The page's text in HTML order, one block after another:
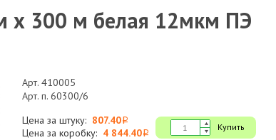
х 300 м белая 12мкм ПЭ
Арт. 410005
Арт. п. 60300/6
Цена за штуку: 807.40i
Цена за коробку: 4 844.40i
Купить